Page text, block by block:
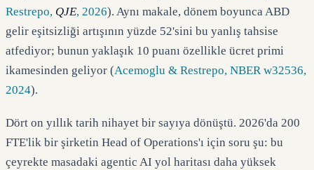
Restrepo, QJE, 2026). Aynı makale, dönem boyunca ABD
gelir eşitsizliği artışının yüzde 52'sini bu yanlış tahsise
atfediyor; bunun yaklaşık 10 puanı özellikle ücret primi
ikamesinden geliyor (Acemoglu & Restrepo, NBER w32536,
2024).
Dört on yıllık tarih nihayet bir sayıya dönüştü. 2026'da 200
FTE'lik bir şirketin Head of Operations'ı için soru şu: bu
çeyrekte masadaki agentic AI yol haritası daha yüksek